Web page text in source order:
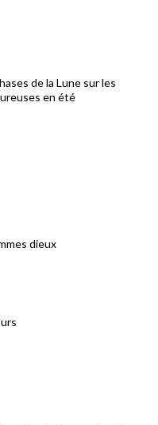
de la Lune sur les
en été
dieux